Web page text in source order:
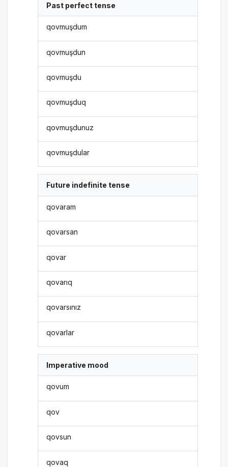
Past perfect tense
qovmuşdum
qovmuşdun
qovmuşdu
qovmuşduq
qovmuşdunuz
qovmuşdular
Future indefinite tense
qovaram
qovarsan
qovar
qovarıq
qovarsınız
qovarlar
Imperative mood
qovum
qov
qovsun
qovaq